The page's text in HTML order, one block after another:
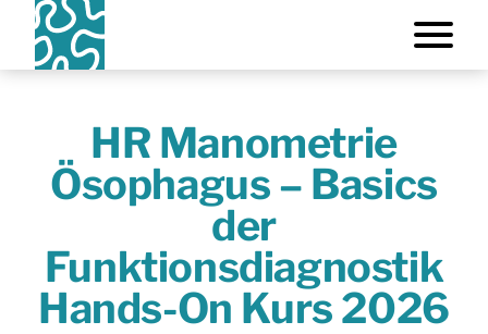
HR Manometrie
Ösophagus – Basics
der
Funktionsdiagnostik
Hands-On Kurs 2026